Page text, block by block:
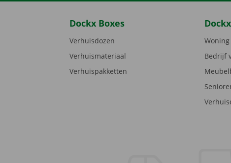
Dockx Boxes
Verhuisdozen
Verhuismateriaal
Verhuispakketten
Bedrijf